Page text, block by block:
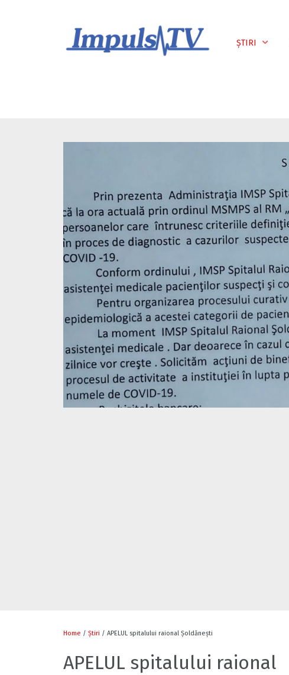
Emisiuni
ȘTIRI
Home / Știri / APELUL spitalului raional Șoldănești
APELUL spitalului raional